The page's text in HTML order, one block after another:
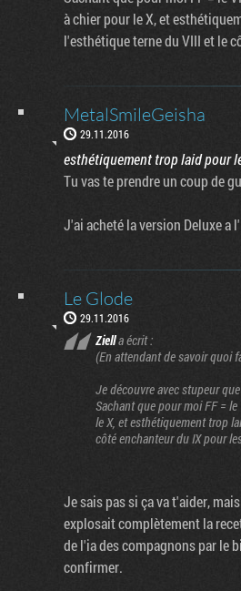
à chier pour le X, et
l'esthétique terne du VIII et le
MetalSmileGeisha
29.11.2016
esthétiquement trop laid pour
Tu vas te prendre un coup de
J'ai acheté la version Deluxe a
Le Glode
29.11.2016
Ziella écrit :
(En attendant de savoir quoi
Je découvre avec stupeur
Sachant que pour moi FF =
le X, et esthétiquement trop
côté enchanteur du IX pour
Je sais pas si ça va t'aider,
explosait complètement la
de l'ia des compagnons par le
confirmer.